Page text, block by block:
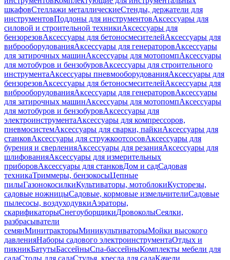
шкафовСтеллажи металлическиеСтенды, держатели для
инструментовПоддоны для инструментовАксессуары для
силовой и строительной техникиАксессуары для
бензорезовАксессуары для бетоносмесителейАксессуары для
виброоборудованияАксессуары для генераторовАксессуары
для затирочных машинАксессуары для мотопомпАксессуары
для мотобуров и бензобуровАксессуары для строительного
инструментаАксессуары пневмооборудованияАксессуары для
бензорезовАксессуары для бетоносмесителейАксессуары для
виброоборудованияАксессуары для генераторовАксессуары
для затирочных машинАксессуары для мотопомпАксессуары
для мотобуров и бензобуровАксессуары для
электроинструментаАксессуары для компрессоров,
пневмосистемАксессуары для сварки, пайкиАксессуары для
станковАксессуары для стружкоотсосовАксессуары для
бурения и сверленияАксессуары для резанияАксессуары для
шлифованияАксессуары для измерительных
приборовАксессуары для станковДом и садСадовая
техникаТриммеры, бензокосыЦепные
пилыГазонокосилкиКультиваторы, мотоблокиКусторезы,
садовые ножницыСадовые, кормовые измельчителиСадовые
пылесосы, воздуходувкиАэраторы,
скарификаторыСнегоуборщикиДровоколыСеялки,
разбрасыватели
семянМинитракторыМиникультиваторыМойки высокого
давленияНаборы садового электроинструментаОтдых и
пикникБатутыБассейныСпа-бассейныКомплекты мебели для
садаСтолы для садаСтулья, кресла для садаКачели